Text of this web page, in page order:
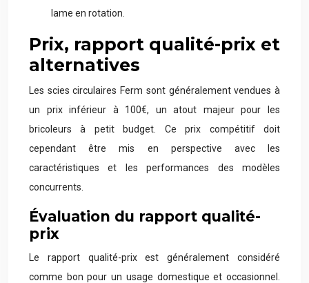
lame en rotation.
Prix, rapport qualité-prix et
alternatives
Les scies circulaires Ferm sont généralement vendues à
un prix inférieur à 100€, un atout majeur pour les
bricoleurs à petit budget. Ce prix compétitif doit
cependant être mis en perspective avec les
caractéristiques et les performances des modèles
concurrents.
Évaluation du rapport qualité-
prix
Le rapport qualité-prix est généralement considéré
comme bon pour un usage domestique et occasionnel.